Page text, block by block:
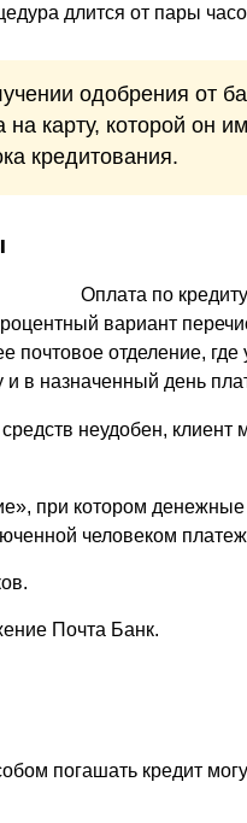
длится от пары
одобрения от
карту, которой он
кредитования.
Оплата по
вариант
почтовое отделение,
и в назначенный день
неудобен, клиент
при котором денежные
человеком
Почта Банк.
погашать кредит